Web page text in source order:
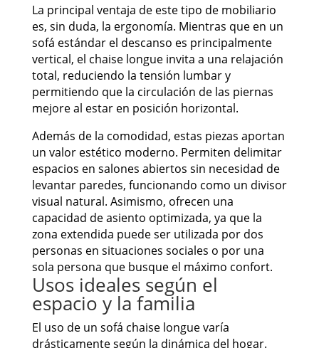
La principal ventaja de este tipo de mobiliario
es, sin duda, la ergonomía. Mientras que en un
sofá estándar el descanso es principalmente
vertical, el chaise longue invita a una relajación
total, reduciendo la tensión lumbar y
permitiendo que la circulación de las piernas
mejore al estar en posición horizontal.
Además de la comodidad, estas piezas aportan
un valor estético moderno. Permiten delimitar
espacios en salones abiertos sin necesidad de
levantar paredes, funcionando como un divisor
visual natural. Asimismo, ofrecen una
capacidad de asiento optimizada, ya que la
zona extendida puede ser utilizada por dos
personas en situaciones sociales o por una
sola persona que busque el máximo confort.
Usos ideales según el
espacio y la familia
El uso de un sofá chaise longue varía
drásticamente según la dinámica del hogar.